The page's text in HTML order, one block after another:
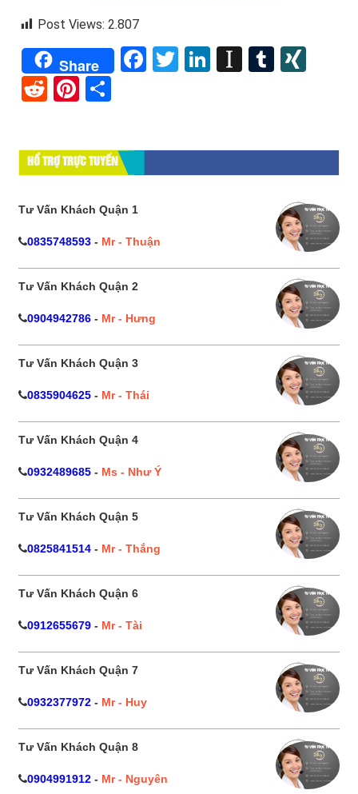
Post Views: 2.807
Share Facebook
Twitter
LinkedInTumblr
RedditPinterest
HỔ TRỢ TRỰC TUYẾN
Tư Vấn Khách Quận 1
0835748593 - Mr - Thuận
Tư Vấn Khách Quận 2
0904942786 - Mr - Hưng
Tư Vấn Khách Quận 3
0835904625 - Mr - Thái
Tư Vấn Khách Quận 4
0932489685 - Ms - Như Ý
Tư Vấn Khách Quận 5
0825841514 - Mr - Thắng
Tư Vấn Khách Quận 6
0912655679 - Mr - Tài
Tư Vấn Khách Quận 7
0932377972 - Mr - Huy
Tư Vấn Khách Quận 8
0904991912 - Mr - Nguyên